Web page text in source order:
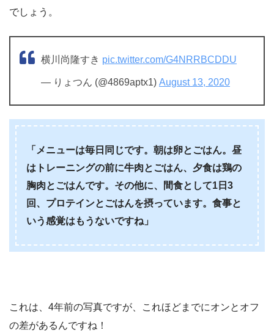
でしょう。
横川尚隆すき pic.twitter.com/G4NRRBCDDU
— りょつん (@4869aptx1) August 13, 2020
「メニューは毎日同じです。朝は卵とごはん。昼
はトレーニングの前に牛肉とごはん、夕食は鶏の
胸肉とごはんです。その他に、間食として1日3
回、プロテインとごはんを摂っています。食事と
いう感覚はもうないですね」
これは、4年前の写真ですが、これほどまでにオンとオフ
の差があるんですね！